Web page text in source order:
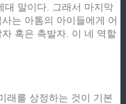
대 말이다. 그래서 마지막
는 아톰의 아이들에게 어
혹은 촉발자. 이 네 역할
래를 상정하는 것이 기본